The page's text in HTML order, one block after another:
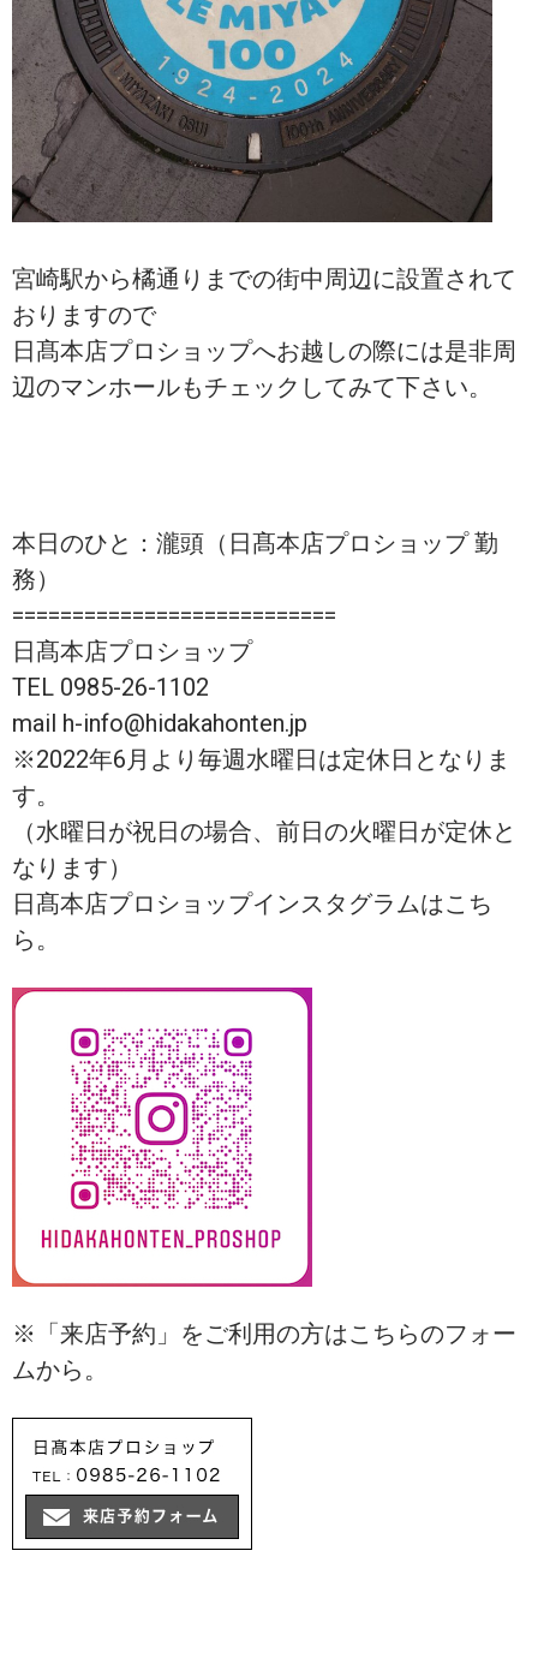
宮崎駅から橘通りまでの街中周辺に設置されて
おりますので
日髙本店プロショップへお越しの際には是非周
辺のマンホールもチェックしてみて下さい。
本日のひと：瀧頭（日髙本店プロショップ 勤
務）
===========================
日髙本店プロショップ
TEL 0985-26-1102
mail h-info@hidakahonten.jp
※2022年6月より毎週水曜日は定休日となりま
す。
（水曜日が祝日の場合、前日の火曜日が定休と
なります）
日髙本店プロショップインスタグラムはこち
ら。
※「来店予約」をご利用の方はこちらのフォー
ムから。